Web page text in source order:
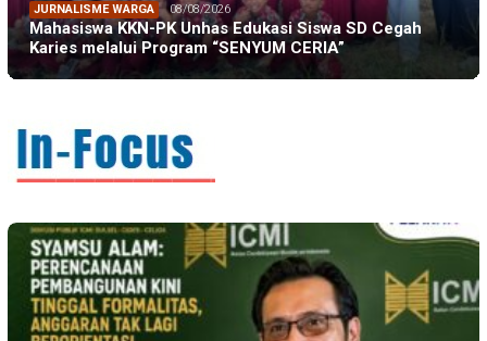
JURNALISME WARGA 08/08/2026
Mahasiswa KKN-PK Unhas Edukasi Siswa SD Cegah
Karies melalui Program “SENYUM CERIA”